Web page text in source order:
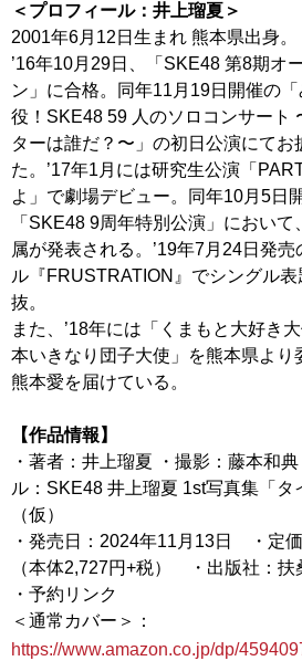
＜プロフィール：井上瑠夏＞
2001年6月12日生まれ 熊本県出身。
’16年10月29日、「SKE48 第8期オ
ン」に合格。同年11月19日開催の
役！SKE48 59 人のソロコンサート
ターは誰だ？〜」の初日公演にてお
た。’17年1月には研究生公演「
よ」で劇場デビュー。同年10月5日
「SKE48 9周年特別公演」において
属が発表される。’19年7月24日発
ル『FRUSTRATION』でシングル表
抜。
また、’18年には「くまもと大好き
本いきなり団子大使」を熊本県より
熊本愛を届けている。
【作品情報】
・著者：井上瑠夏 ・撮影：藤本和
ル：SKE48 井上瑠夏 1st写真集「タ
（仮）
・発売日：2024年11月13日 ・定
（本体2,727円+税） ・出版社：扶
・予約リンク
＜通常カバー＞：
https://www.amazon.co.jp/dp/